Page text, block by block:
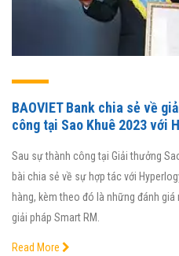
BAOVIET Bank chia sẻ về
công tại Sao Khuê 2023 với
Sau sự thành công tại Giải thưởng
bài chia sẻ về sự hợp tác với
hàng, kèm theo đó là những đánh
giải pháp Smart RM.
Read More